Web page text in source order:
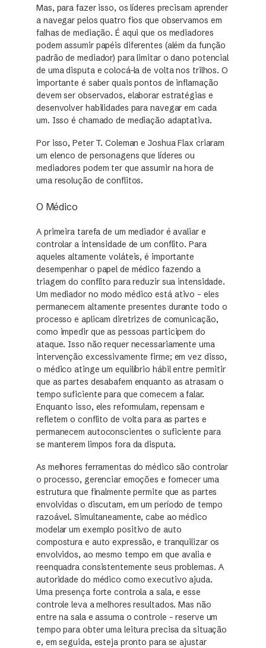
Mas, para fazer isso, os líderes precisam aprender
a navegar pelos quatro fios que observamos em
falhas de mediação. É aqui que os mediadores
podem assumir papéis diferentes (além da função
padrão de mediador) para limitar o dano potencial
de uma disputa e colocá-la de volta nos trilhos. O
importante é saber quais pontos de inflamação
devem ser observados, elaborar estratégias e
desenvolver habilidades para navegar em cada
um. Isso é chamado de mediação adaptativa.
Por isso, Peter T. Coleman e Joshua Flax criaram
um elenco de personagens que líderes ou
mediadores podem ter que assumir na hora de
uma resolução de conflitos.
O Médico
A primeira tarefa de um mediador é avaliar e
controlar a intensidade de um conflito. Para
aqueles altamente voláteis, é importante
desempenhar o papel de médico fazendo a
triagem do conflito para reduzir sua intensidade.
Um mediador no modo médico está ativo – eles
permanecem altamente presentes durante todo o
processo e aplicam diretrizes de comunicação,
como impedir que as pessoas participem do
ataque. Isso não requer necessariamente uma
intervenção excessivamente firme; em vez disso,
o médico atinge um equilíbrio hábil entre permitir
que as partes desabafem enquanto as atrasam o
tempo suficiente para que comecem a falar.
Enquanto isso, eles reformulam, repensam e
refletem o conflito de volta para as partes e
permanecem autoconscientes o suficiente para
se manterem limpos fora da disputa.
As melhores ferramentas do médico são controlar
o processo, gerenciar emoções e fornecer uma
estrutura que finalmente permite que as partes
envolvidas o discutam, em um período de tempo
razoável. Simultaneamente, cabe ao médico
modelar um exemplo positivo de auto
compostura e auto expressão, e tranquilizar os
envolvidos, ao mesmo tempo em que avalia e
reenquadra consistentemente seus problemas. A
autoridade do médico como executivo ajuda.
Uma presença forte controla a sala, e esse
controle leva a melhores resultados. Mas não
entre na sala e assuma o controle – reserve um
tempo para obter uma leitura precisa da situação
e, em seguida, esteja pronto para se ajustar